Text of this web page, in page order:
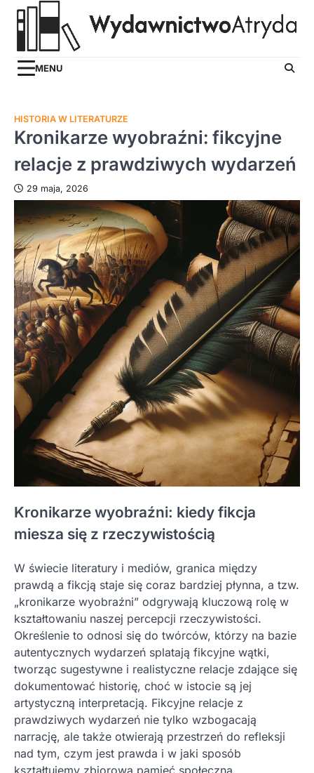
Skip
MENU
HISTORIA W LITERATURZE
Kronikarze wyobraźni: fikcyjne
relacje z prawdziwych wydarzeń
29 maja, 2026
Kronikarze wyobraźni: kiedy fikcja
miesza się z rzeczywistością
W świecie literatury i mediów, granica między
prawdą a fikcją staje się coraz bardziej płynna, a tzw.
„kronikarze wyobraźni” odgrywają kluczową rolę w
kształtowaniu naszej percepcji rzeczywistości.
Określenie to odnosi się do twórców, którzy na bazie
autentycznych wydarzeń splatają fikcyjne wątki,
tworząc sugestywne i realistyczne relacje zdające się
dokumentować historię, choć w istocie są jej
artystyczną interpretacją. Fikcyjne relacje z
prawdziwych wydarzeń nie tylko wzbogacają
narrację, ale także otwierają przestrzeń do refleksji
nad tym, czym jest prawda i w jaki sposób
kształtujemy zbiorową pamięć społeczną.